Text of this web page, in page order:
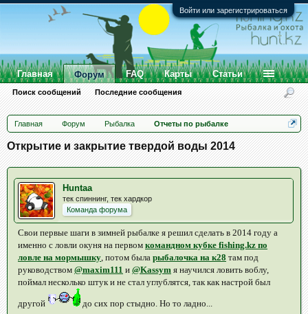
Войти или зарегистрироваться
Главная Форум Рыбалка Отчеты по рыбалке
Открытие и закрытие твердой воды 2014
Huntaa
тек спиннинг, тек хардкор
Команда форума
Свои первые шаги в зимней рыбалке я решил сделать в 2014 году а
именно с ловли окуня на первом командном кубке fishing.kz по
ловле на мормышку, потом была рыбалочка на к28 там под
руководством @maxim111 и @Kassym я научился ловить воблу,
поймал несколько штук и не стал углублятся, так как настрой был
другой до сих пор стыдно. Но то ладно...
Главная Форум
Поиск сообщений Последние сообщения
FAQ Карты Статьи